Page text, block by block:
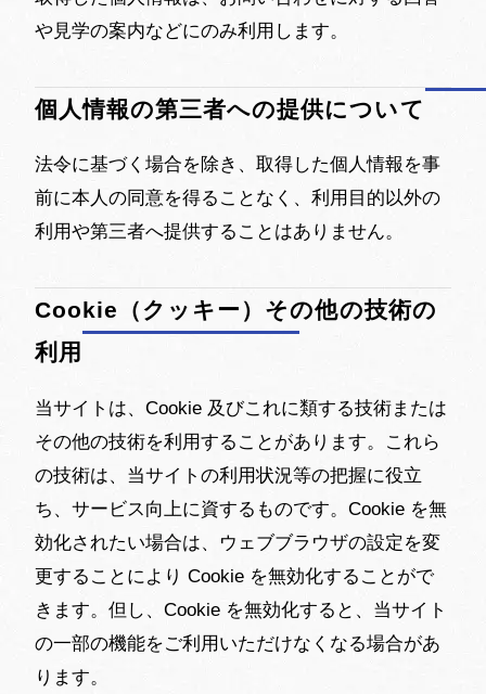
や見学の案内などにのみ利用します。
個人情報の第三者への提供について
法令に基づく場合を除き、取得した個人情報を事
前に本人の同意を得ることなく、利用目的以外の
利用や第三者へ提供することはありません。
Cookie（クッキー）その他の技術の
利用
当サイトは、Cookie 及びこれに類する技術または
その他の技術を利用することがあります。これら
の技術は、当サイトの利用状況等の把握に役立
ち、サービス向上に資するものです。Cookie を無
効化されたい場合は、ウェブブラウザの設定を変
更することにより Cookie を無効化することがで
きます。但し、Cookie を無効化すると、当サイト
の一部の機能をご利用いただけなくなる場合があ
ります。